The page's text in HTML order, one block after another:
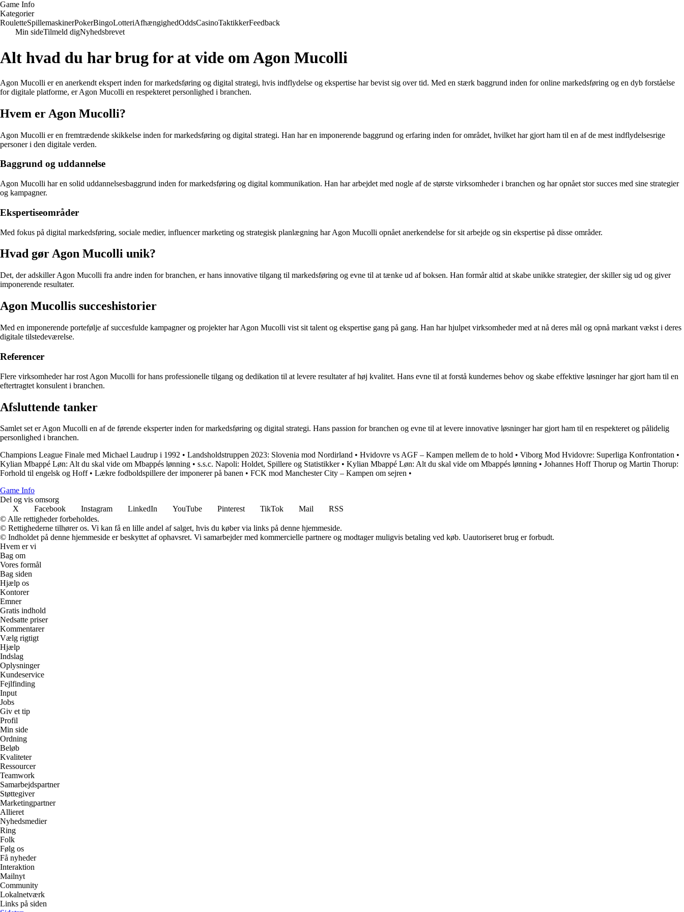
Game Info
Kategorier
RouletteSpillemaskinerPokerBingoLotteriAfhængighedOddsCasinoTaktikkerFeedback
Min sideTilmeld digNyhedsbrevet
Alt hvad du har brug for at vide om Agon Mucolli
Agon Mucolli er en anerkendt ekspert inden for markedsføring og digital strategi, hvis indflydelse og ekspertise har bevist sig over tid. Med en stærk baggrund inden for online markedsføring og en dyb forståelse
for digitale platforme, er Agon Mucolli en respekteret personlighed i branchen.
Hvem er Agon Mucolli?
Agon Mucolli er en fremtrædende skikkelse inden for markedsføring og digital strategi. Han har en imponerende baggrund og erfaring inden for området, hvilket har gjort ham til en af de mest indflydelsesrige
personer i den digitale verden.
Baggrund og uddannelse
Agon Mucolli har en solid uddannelsesbaggrund inden for markedsføring og digital kommunikation. Han har arbejdet med nogle af de største virksomheder i branchen og har opnået stor succes med sine strategier
og kampagner.
Ekspertiseområder
Med fokus på digital markedsføring, sociale medier, influencer marketing og strategisk planlægning har Agon Mucolli opnået anerkendelse for sit arbejde og sin ekspertise på disse områder.
Hvad gør Agon Mucolli unik?
Det, der adskiller Agon Mucolli fra andre inden for branchen, er hans innovative tilgang til markedsføring og evne til at tænke ud af boksen. Han formår altid at skabe unikke strategier, der skiller sig ud og giver
imponerende resultater.
Agon Mucollis succeshistorier
Med en imponerende portefølje af succesfulde kampagner og projekter har Agon Mucolli vist sit talent og ekspertise gang på gang. Han har hjulpet virksomheder med at nå deres mål og opnå markant vækst i deres
digitale tilstedeværelse.
Referencer
Flere virksomheder har rost Agon Mucolli for hans professionelle tilgang og dedikation til at levere resultater af høj kvalitet. Hans evne til at forstå kundernes behov og skabe effektive løsninger har gjort ham til en
eftertragtet konsulent i branchen.
Afsluttende tanker
Samlet set er Agon Mucolli en af de førende eksperter inden for markedsføring og digital strategi. Hans passion for branchen og evne til at levere innovative løsninger har gjort ham til en respekteret og pålidelig
personlighed i branchen.
Champions League Finale med Michael Laudrup i 1992 • Landsholdstruppen 2023: Slovenia mod Nordirland • Hvidovre vs AGF – Kampen mellem de to hold • Viborg Mod Hvidovre: Superliga Konfrontation •
Kylian Mbappé Løn: Alt du skal vide om Mbappés lønning • s.s.c. Napoli: Holdet, Spillere og Statistikker• Kylian Mbappé Løn: Alt du skal vide om Mbappés lønning • Johannes Hoff Thorup og Martin Thorup:
Forhold til engelsk og Hoff• Lækre fodboldspillere der imponerer på banen • FCK mod Manchester City – Kampen om sejren •
Game Info
Del og vis omsorg
X
Facebook Instagram LinkedIn YouTube Pinterest TikTok Mail
RSS
© Alle rettigheder forbeholdes.
© Rettighederne tilhører os. Vi kan få en lille andel af salget, hvis du køber via links på denne hjemmeside.
© Indholdet på denne hjemmeside er beskyttet af ophavsret. Vi samarbejder med kommercielle partnere og modtager muligvis betaling ved køb. Uautoriseret brug er forbudt.
Hvem er vi
Bag om
Vores formål
Bag siden
Hjælp os
Kontorer
Emner
Gratis indhold
Nedsatte priser
Kommentarer
Vælg rigtigt
Hjælp
Indslag
Oplysninger
Kundeservice
Fejlfinding
Input
Jobs
Giv et tip
Profil
Min side
Ordning
Beløb
Kvaliteter
Ressourcer
Teamwork
Samarbejdspartner
Støttegiver
Marketingpartner
Allieret
Nyhedsmedier
Ring
Folk
Følg os
Få nyheder
Interaktion
Mailnyt
Community
Lokalnetværk
Links på siden